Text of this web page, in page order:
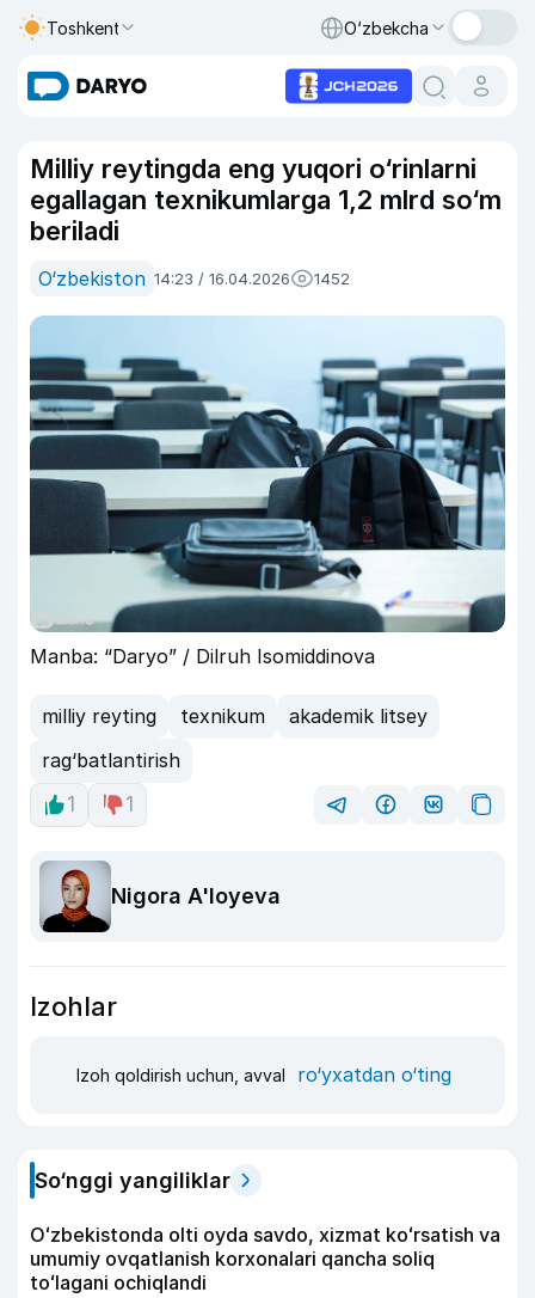
Toshkent O‘zbekcha
Milliy reytingda eng yuqori o‘rinlarni
egallagan texnikumlarga 1,2 mlrd so‘m
beriladi
O‘zbekiston 14:23 / 16.04.2026 1452
Manba: “Daryo” / Dilruh Isomiddinova
milliy reyting texnikum
akademik litsey
rag‘batlantirish
1
1
Nigora A'loyeva
Izohlar
Izoh qoldirish uchun, avval ro‘yxatdan o‘ting
So‘nggi yangiliklar
Oʻzbekistonda olti oyda savdo, xizmat koʻrsatish va
umumiy ovqatlanish korxonalari qancha soliq
toʻlagani ochiqlandi